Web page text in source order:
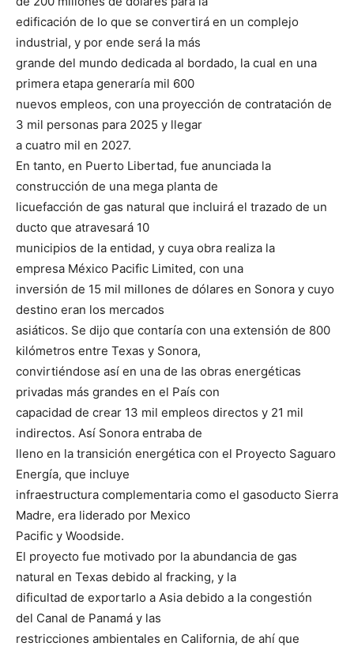
edificación de lo que se convertirá en un complejo
industrial, y por ende será la más
grande del mundo dedicada al bordado, la cual en una
primera etapa generaría mil 600
nuevos empleos, con una proyección de contratación de
3 mil personas para 2025 y llegar
a cuatro mil en 2027.
En tanto, en Puerto Libertad, fue anunciada la
construcción de una mega planta de
licuefacción de gas natural que incluirá el trazado de un
ducto que atravesará 10
municipios de la entidad, y cuya obra realiza la
empresa México Pacific Limited, con una
inversión de 15 mil millones de dólares en Sonora y cuyo
destino eran los mercados
asiáticos. Se dijo que contaría con una extensión de 800
kilómetros entre Texas y Sonora,
convirtiéndose así en una de las obras energéticas
privadas más grandes en el País con
capacidad de crear 13 mil empleos directos y 21 mil
indirectos. Así Sonora entraba de
lleno en la transición energética con el Proyecto Saguaro
Energía, que incluye
infraestructura complementaria como el gasoducto Sierra
Madre, era liderado por Mexico
Pacific y Woodside.
El proyecto fue motivado por la abundancia de gas
natural en Texas debido al fracking, y la
dificultad de exportarlo a Asia debido a la congestión
del Canal de Panamá y las
restricciones ambientales en California, de ahí que